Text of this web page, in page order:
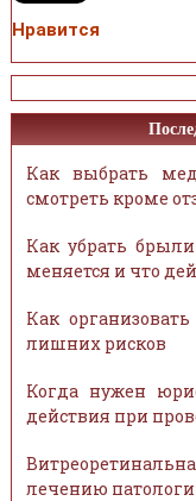
Нравится
Как выбрать
смотреть кроме
Как убрать
меняется и что
Как
лишних рисков
Когда нужен
действия при
лечению